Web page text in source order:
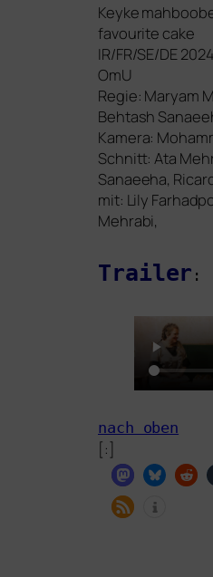
Keyke
favou­ri­te cake
IR/FR/SE/DE
OmU
Regie: Maryam
Behtash
Kamera:
Schnitt: Ata
Sanaeeha,
mit: Lily
Mehrabi,
Trailer :
nach oben
[:]